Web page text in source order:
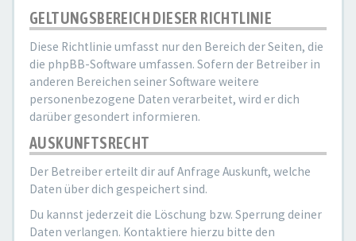
GELTUNGSBEREICH DIESER RICHTLINIE
Diese Richtlinie umfasst nur den Bereich der Seiten, die
die phpBB-Software umfassen. Sofern der Betreiber in
anderen Bereichen seiner Software weitere
personenbezogene Daten verarbeitet, wird er dich
darüber gesondert informieren.
AUSKUNFTSRECHT
Der Betreiber erteilt dir auf Anfrage Auskunft, welche
Daten über dich gespeichert sind.
Du kannst jederzeit die Löschung bzw. Sperrung deiner
Daten verlangen. Kontaktiere hierzu bitte den